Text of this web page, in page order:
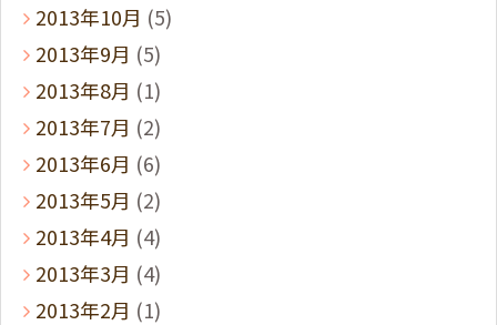
2013年10月 (5)
2013年9月 (5)
2013年8月 (1)
2013年7月 (2)
2013年6月 (6)
2013年5月 (2)
2013年4月 (4)
2013年3月 (4)
2013年2月 (1)